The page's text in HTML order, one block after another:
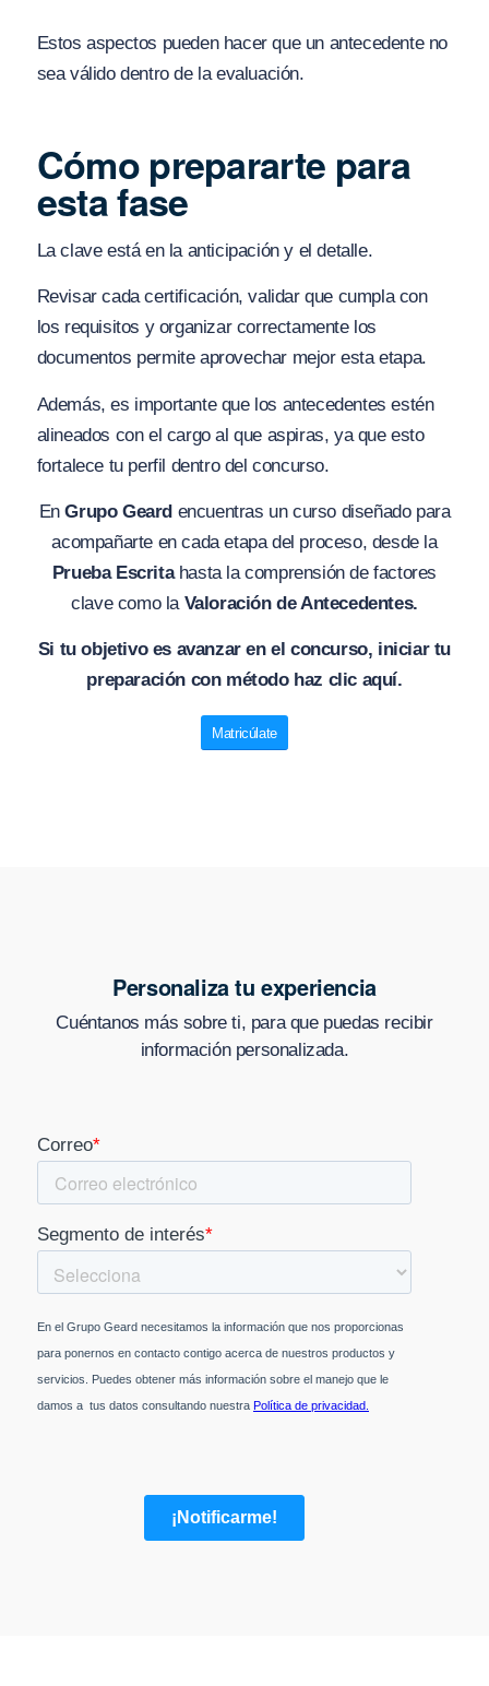
Estos aspectos pueden hacer que un antecedente no
sea válido dentro de la evaluación.
Cómo prepararte para
esta fase
La clave está en la anticipación y el detalle.
Revisar cada certificación, validar que cumpla con
los requisitos y organizar correctamente los
documentos permite aprovechar mejor esta etapa.
Además, es importante que los antecedentes estén
alineados con el cargo al que aspiras, ya que esto
fortalece tu perfil dentro del concurso.
EnGrupo Geard encuentras un curso diseñado para
acompañarte en cada etapa del proceso, desde la
Prueba Escritahasta la comprensión de factores
clave como la Valoración de Antecedentes.
Si tu objetivo es avanzar en el concurso, iniciar tu
preparación con método haz clic aquí.
Matricúlate
Personaliza tu experiencia
Cuéntanos más sobre ti, para que puedas recibir
información personalizada.